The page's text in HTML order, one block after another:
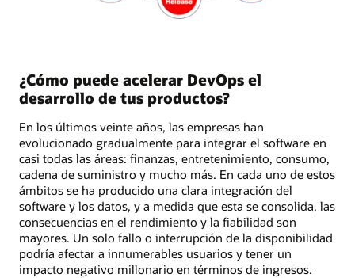
¿Cómo puede acelerar DevOps el
desarrollo de tus productos?
En los últimos veinte años, las empresas han
evolucionado gradualmente para integrar el software en
casi todas las áreas: finanzas, entretenimiento, consumo,
cadena de suministro y mucho más. En cada uno de estos
ámbitos se ha producido una clara integración del
software y los datos, y a medida que esta se consolida, las
consecuencias en el rendimiento y la fiabilidad son
mayores. Un solo fallo o interrupción de la disponibilidad
podría afectar a innumerables usuarios y tener un
impacto negativo millonario en términos de ingresos.